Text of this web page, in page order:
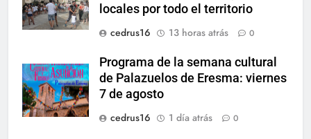
locales por todo el territorio
cedrus16
13 horas atrás 0
Programa de la semana cultural
de Palazuelos de Eresma: viernes
7 de agosto
cedrus16
1 día atrás 0